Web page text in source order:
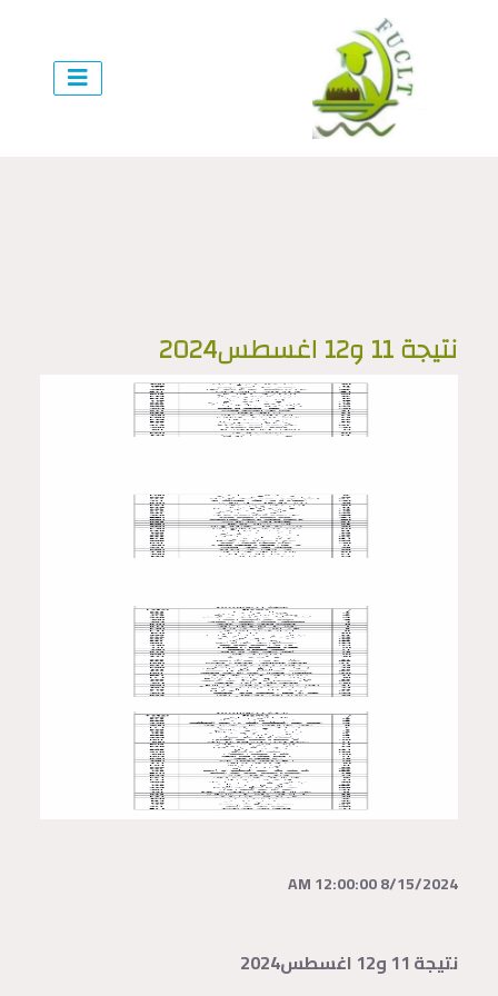
نتيجة 11 و12 اغسطس2024
8/15/2024 12:00:00 AM
نتيجة 11 و12 اغسطس2024